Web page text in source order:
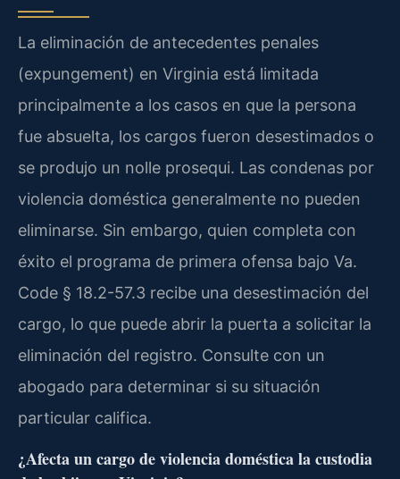
La eliminación de antecedentes penales
(expungement) en Virginia está limitada
principalmente a los casos en que la persona
fue absuelta, los cargos fueron desestimados o
se produjo un nolle prosequi. Las condenas por
violencia doméstica generalmente no pueden
eliminarse. Sin embargo, quien completa con
éxito el programa de primera ofensa bajo Va.
Code § 18.2-57.3 recibe una desestimación del
cargo, lo que puede abrir la puerta a solicitar la
eliminación del registro. Consulte con un
abogado para determinar si su situación
particular califica.
¿Afecta un cargo de violencia doméstica la custodia